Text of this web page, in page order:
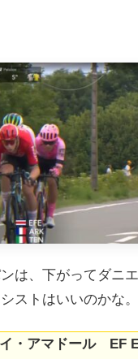
は、下がってダニ
ストはいいのかな。
・アマドール EF